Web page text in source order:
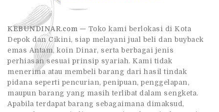
KEBUNDINAR.com — Toko kami berlokasi di Kota
Depok dan Cikini, siap melayani jual beli dan buyback
emas Antam, koin Dinar, serta berbagai jenis
perhiasan sesuai prinsip syariah. Kami tidak
menerima atau membeli barang dari hasil tindak
pidana seperti pencurian, penipuan, penggelapan,
maupun barang yang masih terlibat dalam sengketa.
Apabila terdapat barang sebagaimana dimaksud,